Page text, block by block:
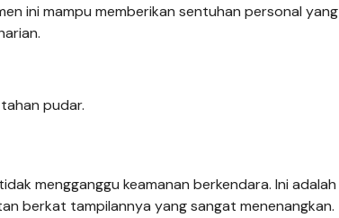
ini mampu memberikan sentuhan personal yang
pudar.
mengganggu keamanan berkendara. Ini adalah
berkat tampilannya yang sangat menenangkan.